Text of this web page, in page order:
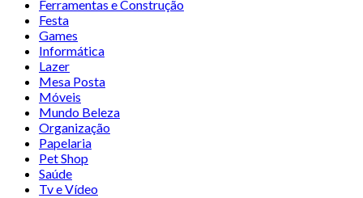
Ferramentas e Construção
Festa
Games
Informática
Lazer
Mesa Posta
Móveis
Mundo Beleza
Organização
Papelaria
Pet Shop
Saúde
Tv e Vídeo